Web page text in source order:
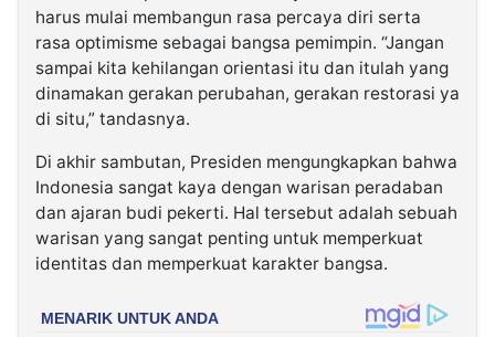
harus mulai membangun rasa percaya diri serta
rasa optimisme sebagai bangsa pemimpin. “Jangan
sampai kita kehilangan orientasi itu dan itulah yang
dinamakan gerakan perubahan, gerakan restorasi ya
di situ,” tandasnya.
Di akhir sambutan, Presiden mengungkapkan bahwa
Indonesia sangat kaya dengan warisan peradaban
dan ajaran budi pekerti. Hal tersebut adalah sebuah
warisan yang sangat penting untuk memperkuat
identitas dan memperkuat karakter bangsa.